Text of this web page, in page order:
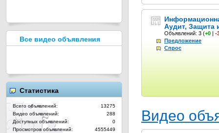
Аудит, Защита
Объявлений: 3 (+0 | -
Предложение
Спрос
Видео
Все видео объявления
Статистика
Всего объявлений:
13275
Видео объявлений:
288
Доступных объявлений:
0
Просмотров объявлений:
4555449